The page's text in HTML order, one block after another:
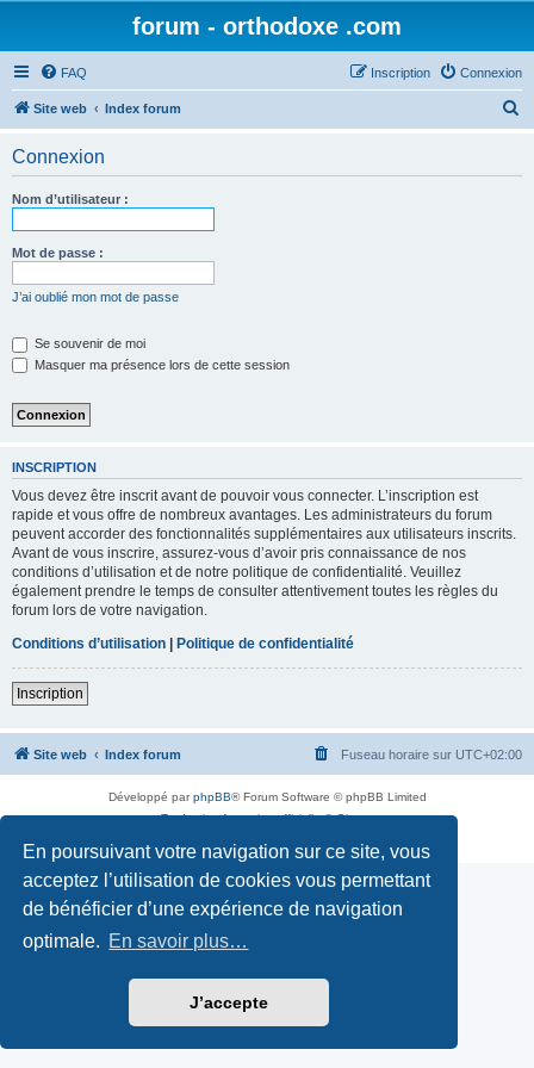
En poursuivant votre navigation sur ce site, vous
acceptez l’utilisation de cookies vous permettant
de bénéficier d’une expérience de navigation
optimale. En savoir plus…
J’accepte
forum - orthodoxe .com
FAQ Connexion
Inscription
Site web Index forum
Connexion
Nom d’utilisateur :
Mot de passe :
J’ai oublié mon mot de passe
Se souvenir de moi
Masquer ma présence lors de cette session
INSCRIPTION
Vous devez être inscrit avant de pouvoir vous connecter. L’inscription est
rapide et vous offre de nombreux avantages. Les administrateurs du forum
peuvent accorder des fonctionnalités supplémentaires aux utilisateurs inscrits.
Avant de vous inscrire, assurez-vous d’avoir pris connaissance de nos
conditions d’utilisation et de notre politique de confidentialité. Veuillez
également prendre le temps de consulter attentivement toutes les règles du
forum lors de votre navigation.
Conditions d’utilisation | Politique de confidentialité
Inscription
Site web Index forum Fuseau horaire sur UTC+02:00
Développé parphpBB® Forum Software © phpBB Limited
Traduction française officielle©Qiaeru